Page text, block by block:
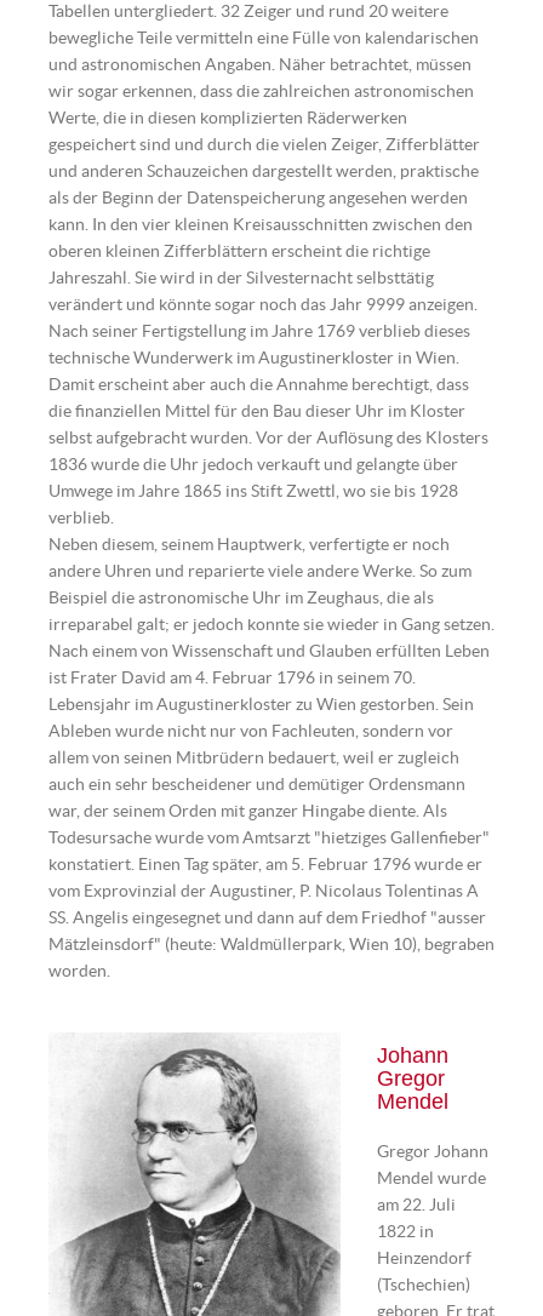
Tabellen untergliedert. 32 Zeiger und rund 20 weitere
bewegliche Teile vermitteln eine Fülle von kalendarischen
und astronomischen Angaben. Näher betrachtet, müssen
wir sogar erkennen, dass die zahlreichen astronomischen
Werte, die in diesen komplizierten Räderwerken
gespeichert sind und durch die vielen Zeiger, Zifferblätter
und anderen Schauzeichen dargestellt werden, praktische
als der Beginn der Datenspeicherung angesehen werden
kann. In den vier kleinen Kreisausschnitten zwischen den
oberen kleinen Zifferblättern erscheint die richtige
Jahreszahl. Sie wird in der Silvesternacht selbsttätig
verändert und könnte sogar noch das Jahr 9999 anzeigen.
Nach seiner Fertigstellung im Jahre 1769 verblieb dieses
technische Wunderwerk im Augustinerkloster in Wien.
Damit erscheint aber auch die Annahme berechtigt, dass
die finanziellen Mittel für den Bau dieser Uhr im Kloster
selbst aufgebracht wurden. Vor der Auflösung des Klosters
1836 wurde die Uhr jedoch verkauft und gelangte über
Umwege im Jahre 1865 ins Stift Zwettl, wo sie bis 1928
verblieb.
Neben diesem, seinem Hauptwerk, verfertigte er noch
andere Uhren und reparierte viele andere Werke. So zum
Beispiel die astronomische Uhr im Zeughaus, die als
irreparabel galt; er jedoch konnte sie wieder in Gang setzen.
Nach einem von Wissenschaft und Glauben erfüllten Leben
ist Frater David am 4. Februar 1796 in seinem 70.
Lebensjahr im Augustinerkloster zu Wien gestorben. Sein
Ableben wurde nicht nur von Fachleuten, sondern vor
allem von seinen Mitbrüdern bedauert, weil er zugleich
auch ein sehr bescheidener und demütiger Ordensmann
war, der seinem Orden mit ganzer Hingabe diente. Als
Todesursache wurde vom Amtsarzt "hietziges Gallenfieber"
konstatiert. Einen Tag später, am 5. Februar 1796 wurde er
vom Exprovinzial der Augustiner, P. Nicolaus Tolentinas A
SS. Angelis eingesegnet und dann auf dem Friedhof "ausser
Mätzleinsdorf" (heute: Waldmüllerpark, Wien 10), begraben
worden.
Johann
Gregor
Mendel
Gregor Johann
Mendel wurde
am 22. Juli
1822 in
Heinzendorf
(Tschechien)
geboren. Er trat